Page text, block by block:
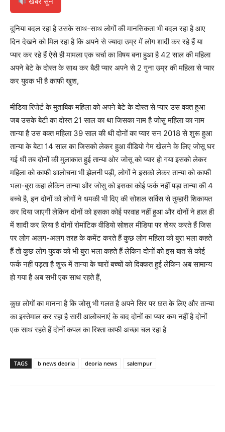
दुनिया बदल रहा है उसके साथ-साथ लोगों की मानसिकता भी बदल रहा है आए
दिन देखने को मिल रहा है कि अपने से ज्यादा उम्र में लोग शादी कर रहे हैं या
प्यार कर रहे हैं ऐसे ही मामला एक चर्चा का विषय बना हुआ है 42 साल की महिला
अपने बेटे के दोस्त के साथ कर बैठी प्यार अपने से 2 गुना उम्र की महिला से प्यार
कर युवक भी है काफी खुश,
मीडिया रिपोर्ट के मुताबिक महिला को अपने बेटे के दोस्त से प्यार उस वक्त हुआ
जब उसके बेटी का दोस्त 21 साल का था जिसका नाम है जोसु महिला का नाम
तान्या है उस वक्त महिला 39 साल की थी दोनों का प्यार सन 2018 से शुरू हुआ
तान्या के बेटा 14 साल का जिसको लेकर हुआ वीडियो गेम खेलने के लिए जोसू घर
गई थी तब दोनों की मुलाकात हुई तान्या ओर जोसू को प्यार हो गया इसको लेकर
महिला को काफी आलोचना भी झेलनी पड़ी, लोगों ने इसको लेकर तान्या को काफी
भला-बुरा कहा लेकिन तान्या और जोसु को इसका कोई फर्क नहीं पड़ा तान्या की 4
बच्चे है, इन दोनों को लोगों ने धमकी भी दिए की सोशल सर्विस से तुम्हारी शिकायत
कर दिया जाएगी लेकिन दोनों को इसका कोई परवाह नहीं हुआ और दोनों ने हाल ही
में शादी कर लिया है दोनों रोमांटिक वीडियो सोशल मीडिया पर शेयर करते हैं जिस
पर लोग अलग-अलग तरह के कमेंट करते हैं कुछ लोग महिला को बुरा भला कहते
हैं तो कुछ लोग युवक को भी बुरा भला कहते हैं लेकिन दोनों को इस बात से कोई
फर्क नहीं पड़ता है शुरू में तान्या के चारों बच्चों को दिक्कत हुई लेकिन अब सामान्य
हो गया है अब सभी एक साथ रहते हैं,
कुछ लोगों का मानना है कि जोसु भी गलत है अपने सिर पर छत के लिए और तान्या
का इस्तेमाल कर रहा है सारी आलोचनाएं के बाद दोनों का प्यार कम नहीं है दोनों
एक साथ रहते हैं दोनों कपल का रिश्ता काफी अच्छा चल रहा है
TAGS b news deoria deoria news salempur